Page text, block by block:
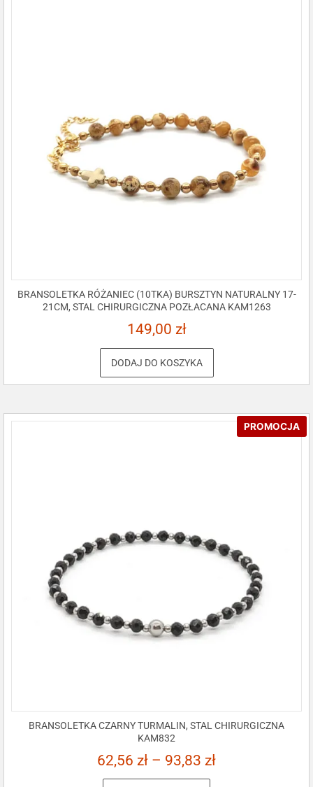
BRANSOLETKA RÓŻANIEC (10TKA) BURSZTYN NATURALNY 17-
21CM, STAL CHIRURGICZNA POZŁACANA KAM1263
149,00 zł
DODAJ DO KOSZYKA
PROMOCJA
BRANSOLETKA CZARNY TURMALIN, STAL CHIRURGICZNA
KAM832
62,56 zł – 93,83 zł